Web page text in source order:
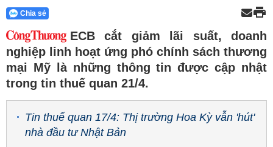
Chia sẻ
ECB cắt giảm lãi suất, doanh
nghiệp linh hoạt ứng phó chính sách thương
mại Mỹ là những thông tin được cập nhật
trong tin thuế quan 21/4.
Tin thuế quan 17/4: Thị trường Hoa Kỳ vẫn 'hút'
nhà đầu tư Nhật Bản